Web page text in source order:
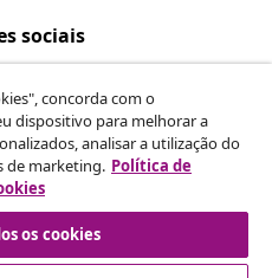
sociais
da sua encomenda.
o contrato
concorda com o
dispositivo para melhorar a
analisar a utilização do
de marketing. Política de
os cookies